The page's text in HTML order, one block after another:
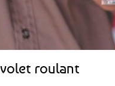
roulant